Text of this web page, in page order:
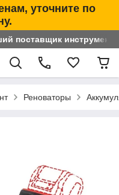
уточните по
поставщик
Реноваторы